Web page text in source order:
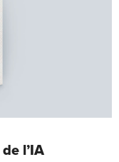
l’IA